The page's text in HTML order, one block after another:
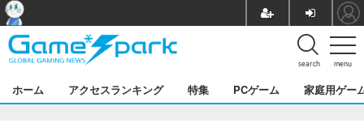
menu
search
ホーム アクセスランキング 特集 PCゲーム 家庭用ゲー